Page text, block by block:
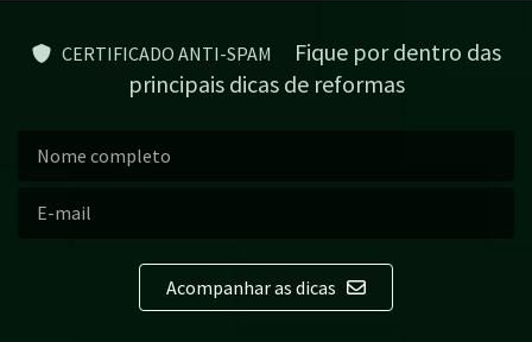
CERTIFICADO ANTI-SPAM
Fique por dentro das
principais dicas de reformas
Acompanhar as dicas